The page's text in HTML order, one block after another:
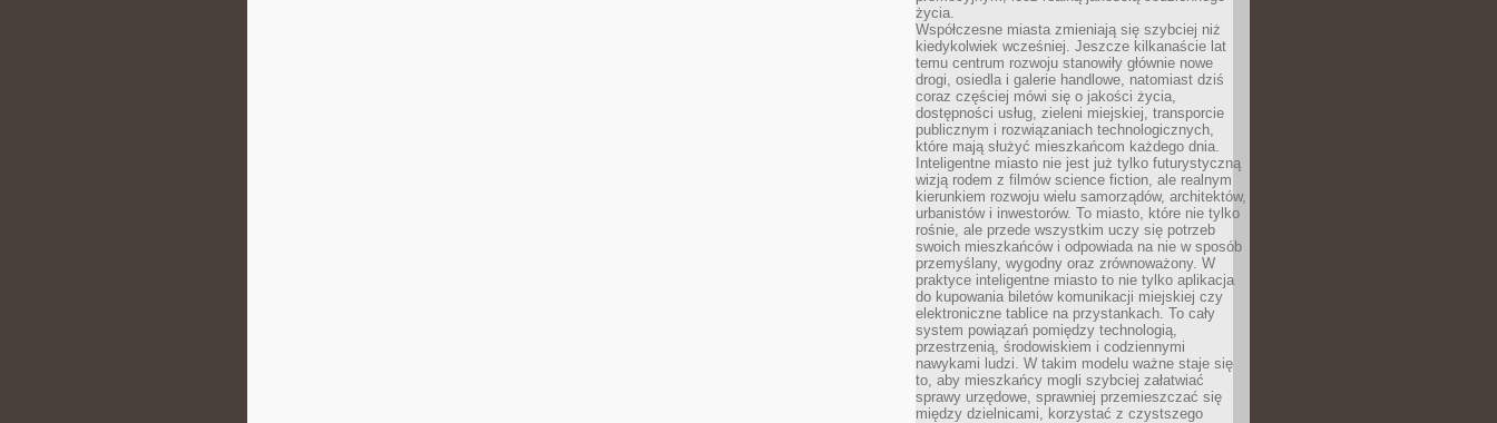
życia.
Współczesne miasta zmieniają się szybciej niż
kiedykolwiek wcześniej. Jeszcze kilkanaście lat
temu centrum rozwoju stanowiły głównie nowe
drogi, osiedla i galerie handlowe, natomiast dziś
coraz częściej mówi się o jakości życia,
dostępności usług, zieleni miejskiej, transporcie
publicznym i rozwiązaniach technologicznych,
które mają służyć mieszkańcom każdego dnia.
Inteligentne miasto nie jest już tylko futurystyczną
wizją rodem z filmów science fiction, ale realnym
kierunkiem rozwoju wielu samorządów, architektów,
urbanistów i inwestorów. To miasto, które nie tylko
rośnie, ale przede wszystkim uczy się potrzeb
swoich mieszkańców i odpowiada na nie w sposób
przemyślany, wygodny oraz zrównoważony. W
praktyce inteligentne miasto to nie tylko aplikacja
do kupowania biletów komunikacji miejskiej czy
elektroniczne tablice na przystankach. To cały
system powiązań pomiędzy technologią,
przestrzenią, środowiskiem i codziennymi
nawykami ludzi. W takim modelu ważne staje się
to, aby mieszkańcy mogli szybciej załatwiać
sprawy urzędowe, sprawniej przemieszczać się
między dzielnicami, korzystać z czystszego